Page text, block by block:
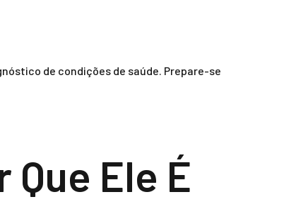
de condições de saúde. Prepare-se
Que Ele É